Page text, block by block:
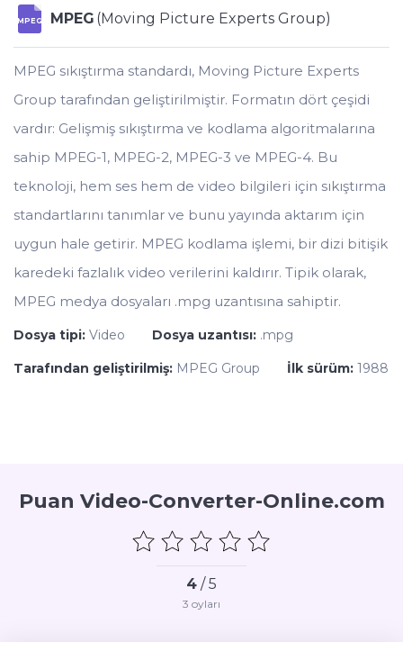
MPEG MPEG (Moving Picture Experts Group)
MPEG sıkıştırma standardı, Moving Picture Experts
Group tarafından geliştirilmiştir. Formatın dört çeşidi
vardır: Gelişmiş sıkıştırma ve kodlama algoritmalarına
sahip MPEG-1, MPEG-2, MPEG-3 ve MPEG-4. Bu
teknoloji, hem ses hem de video bilgileri için sıkıştırma
standartlarını tanımlar ve bunu yayında aktarım için
uygun hale getirir. MPEG kodlama işlemi, bir dizi bitişik
karedeki fazlalık video verilerini kaldırır. Tipik olarak,
MPEG medya dosyaları .mpg uzantısına sahiptir.
Dosya tipi: Video Dosya uzantısı: .mpg
Tarafından geliştirilmiş: MPEG Group İlk sürüm: 1988
Puan Video-Converter-Online.com
4 / 5
3 oyları